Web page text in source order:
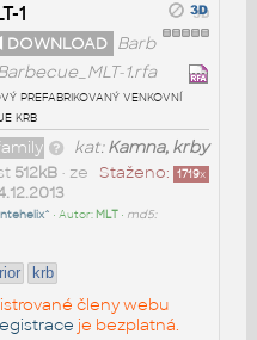
1
DOWNLOAD Barb
1.rfa
prefabrikovaný venkovní
krb
kat:Kamna, krby
Staženo: 1719x
512kB• ze
• Autor: MLT• md5:
krb
členy webu
je bezplatná.